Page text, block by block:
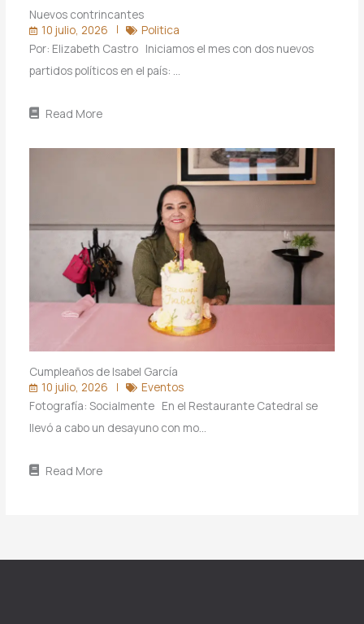
Nuevos contrincantes
10 julio, 2026
Politica
Por: Elizabeth Castro Iniciamos el mes con dos nuevos
partidos políticos en el país: …
Read More
Cumpleaños de Isabel García
10 julio, 2026
Eventos
Fotografía: Socialmente En el Restaurante Catedral se
llevó a cabo un desayuno con mo…
Read More